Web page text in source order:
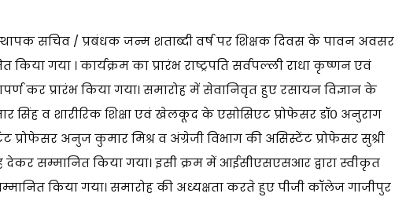
सचिव / प्रबंधक जन्म शताब्दी वर्ष पर शिक्षक दिवस के पावन अवसर
गया । कार्यक्रम का प्रारंभ राष्ट्रपति सर्वपल्ली राधा कृष्णन एवं
कर प्रारंभ किया गया। समारोह में सेवानिवृत हुए रसायन विज्ञान के
सिंह व शारीरिक शिक्षा एवं खेलकूद के एसोसिएट प्रोफेसर डॉ० अनुराग
प्रोफेसर अनुज कुमार मिश्र व अंग्रेजी विभाग की असिस्टेंट प्रोफेसर सुश्री
देकर सम्मानित किया गया। इसी क्रम में आईसीएसएसआर द्वारा स्वीकृत
किया गया। समारोह की अध्यक्षता करते हुए पीजी कॉलेज गाजीपुर